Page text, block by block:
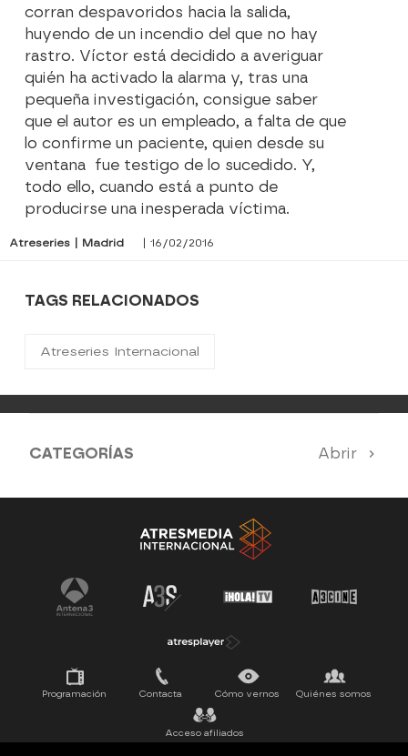
corran despavoridos hacia la salida,
huyendo de un incendio del que no hay
rastro. Víctor está decidido a averiguar
quién ha activado la alarma y, tras una
pequeña investigación, consigue saber
que el autor es un empleado, a falta de que
lo confirme un paciente, quien desde su
ventana fue testigo de lo sucedido. Y,
todo ello, cuando está a punto de
producirse una inesperada víctima.
Atreseries | Madrid | 16/02/2016
TAGS RELACIONADOS
Atreseries Internacional
CATEGORÍAS Abrir
SERIES 100% EN ESPAÑOL
SUEÑOS DE LIBERTAD ESTRENOS
UPA NEXT
Programación Contacta Cómo vernos Quiénes somos
Acceso afiliados